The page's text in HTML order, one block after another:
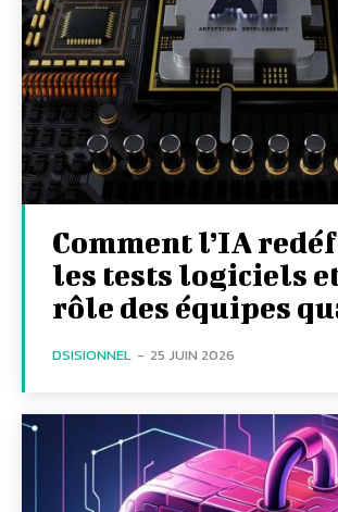
Comment l’IA
les tests logiciels
rôle des équipes
DSISIONNEL - 25 JUIN 2026